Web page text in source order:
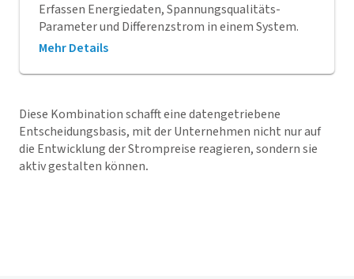
Erfassen Energiedaten, Spannungsqualitäts-
Parameter und Differenzstrom in einem System.
Mehr Details
Diese Kombination schafft eine datengetriebene
Entscheidungsbasis, mit der Unternehmen nicht nur auf
die Entwicklung der Strompreise reagieren, sondern sie
aktiv gestalten können.